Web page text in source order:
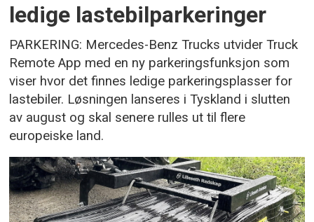
ledige lastebilparkeringer
PARKERING: Mercedes-Benz Trucks utvider Truck
Remote App med en ny parkeringsfunksjon som
viser hvor det finnes ledige parkeringsplasser for
lastebiler. Løsningen lanseres i Tyskland i slutten
av august og skal senere rulles ut til flere
europeiske land.